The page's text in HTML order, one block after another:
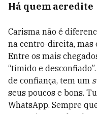
Há quem acredite
Carisma não é
na centro-direita, mas
Entre os mais
“tímido e
de confiança, tem um
seus poucos e bons.
WhatsApp. Sempre